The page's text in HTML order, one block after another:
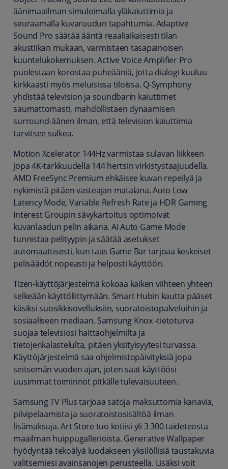
äänimaailman simuloimalla yläkaiuttimia ja
seuraamalla kuvaruudun tapahtumia. Adaptive
Sound Pro säätää ääntä reaaliaikaisesti tilan
akustiikan mukaan, varmistaen tasapainoisen
kuuntelukokemuksen. Active Voice Amplifier Pro
puolestaan korostaa puheääniä, jotta dialogi kuuluu
kirkkaasti myös meluisissa tiloissa. Q-Symphony
yhdistää television ja soundbarin kaiuttimet
saumattomasti, mahdollistaen dynaamisen
surround-äänen ilman, että television kaiuttimia
tarvitsee sulkea.
Motion Xcelerator 144Hz varmistaa sulavan liikkeen
jopa 4K-tarkkuudella 144 hertsin virkistystaajuudella.
AMD FreeSync Premium ehkäisee kuvan repeilyä ja
nykimistä pitäen vasteajan matalana. Auto Low
Latency Mode, Variable Refresh Rate ja HDR Gaming
Interest Groupin sävykartoitus optimoivat
kuvanlaadun pelin aikana. AI Auto Game Mode
tunnistaa pelityypin ja säätää asetukset
automaattisesti, kun taas Game Bar tarjoaa keskeiset
pelisäädöt nopeasti ja helposti käyttöön.
Tizen-käyttöjärjestelmä kokoaa kaiken viihteen yhteen
selkeään käyttöliittymään. Smart Hubin kautta pääset
käsiksi suosikkisovelluksiin, suoratoistopalveluihin ja
sosiaaliseen mediaan. Samsung Knox -tietoturva
suojaa televisiosi haittaohjelmilta ja
tietojenkalastelulta, pitäen yksityisyytesi turvassa.
Käyttöjärjestelmä saa ohjelmistopäivityksiä jopa
seitsemän vuoden ajan, joten saat käyttöösi
uusimmat toiminnot pitkälle tulevaisuuteen.
Samsung TV Plus tarjoaa satoja maksuttomia kanavia,
pilvipelaamista ja suoratoistosisältöä ilman
lisämaksuja. Art Store tuo kotiisi yli 3 300 taideteosta
maailman huippugallerioista. Generative Wallpaper
hyödyntää tekoälyä luodakseen yksilöllisiä taustakuvia
valitsemiesi avainsanojen perusteella. Lisäksi voit